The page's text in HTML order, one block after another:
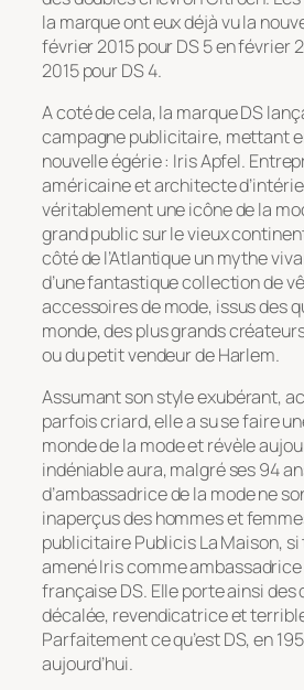
la marque ont eux déjà vu la
février 2015 pour DS 5 en février
2015 pour DS 4.
A coté de cela, la marque DS
campagne publicitaire, mettant
nouvelle égérie : Iris Apfel.
américaine et architecte
véritablement une icône de la
grand public sur le vieux
côté de l’Atlantique un mythe
d’une fantastique collection de
accessoires de mode, issus des
monde, des plus grands
ou du petit vendeur de Harlem.
Assumant son style exubérant,
parfois criard, elle a su se faire
monde de la mode et révèle
indéniable aura, malgré ses 94
d’ambassadrice de la mode ne
inaperçus des hommes et
publicitaire Publicis La Maison, si
amené Iris comme
française DS. Elle porte ainsi
décalée, revendicatrice et
Parfaitement ce qu’est DS, en
aujourd’hui.